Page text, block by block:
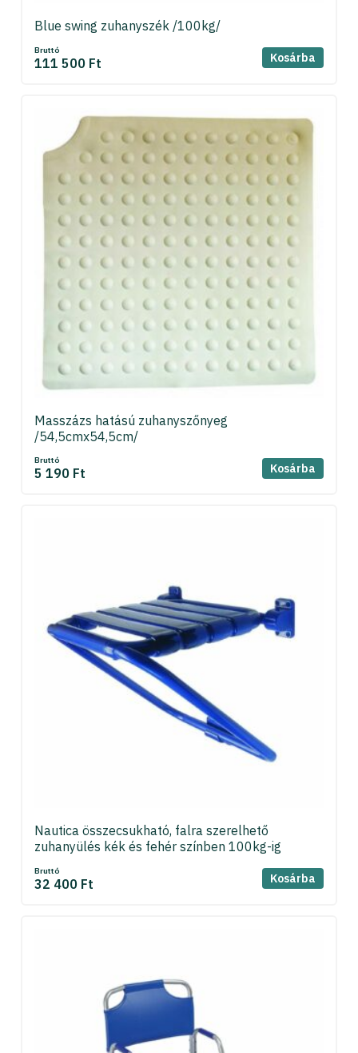
Blue swing zuhanyszék /100kg/
Bruttó
111 500 Ft Kosárba
Masszázs hatású zuhanyszőnyeg
/54,5cmx54,5cm/
Bruttó
5 190 Ft Kosárba
Nautica összecsukható, falra szerelhető
zuhanyülés kék és fehér színben 100kg-ig
Bruttó
32 400 Ft Kosárba